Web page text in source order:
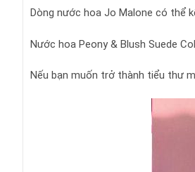
Dòng nước hoa Jo Malone có thể
Nước hoa Peony & Blush Suede
Nếu bạn muốn trở thành tiểu thư